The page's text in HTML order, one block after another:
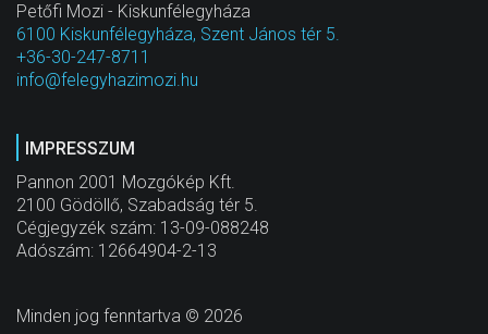
Petőfi Mozi - Kiskunfélegyháza
6100 Kiskunfélegyháza, Szent János tér 5.
+36-30-247-8711
info@felegyhazimozi.hu
IMPRESSZUM
Pannon 2001 Mozgókép Kft.
2100 Gödöllő, Szabadság tér 5.
Cégjegyzék szám: 13-09-088248
Adószám: 12664904-2-13
Minden jog fenntartva © 2026